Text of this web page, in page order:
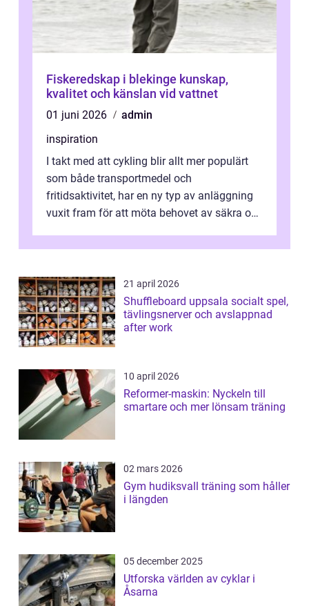
Fiskeredskap i blekinge kunskap,
kvalitet och känslan vid vattnet
01 juni 2026
admin
inspiration
I takt med att cykling blir allt mer populärt
som både transportmedel och
fritidsaktivitet, har en ny typ av anläggning
vuxit fram för att möta behovet av säkra och
21 april 2026
Shuffleboard uppsala socialt spel,
tävlingsnerver och avslappnad
after work
10 april 2026
Reformer-maskin: Nyckeln till
smartare och mer lönsam träning
02 mars 2026
Gym hudiksvall träning som håller
i längden
05 december 2025
Utforska världen av cyklar i
Åsarna